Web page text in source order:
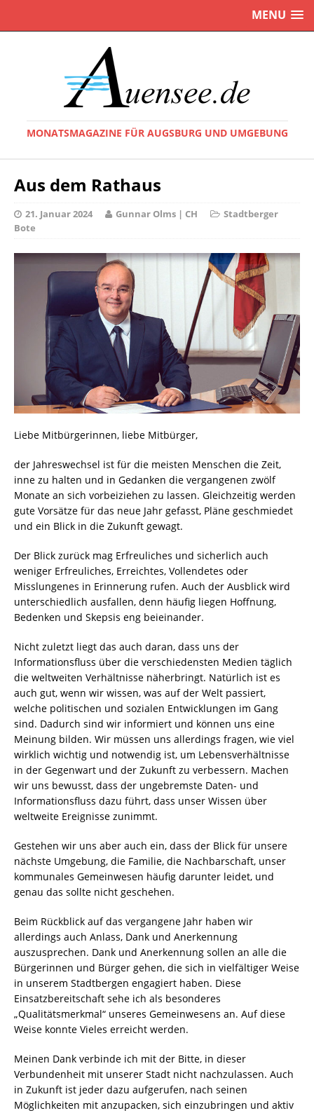
MENU
MONATSMAGAZINE FÜR AUGSBURG UND UMGEBUNG
Aus dem Rathaus
21. Januar 2024 Gunnar Olms | CH
Stadtberger
Bote
Liebe Mitbürgerinnen, liebe Mitbürger,
der Jahreswechsel ist für die meisten Menschen die Zeit,
inne zu halten und in Gedanken die vergangenen zwölf
Monate an sich vorbeiziehen zu lassen. Gleichzeitig werden
gute Vorsätze für das neue Jahr gefasst, Pläne geschmiedet
und ein Blick in die Zukunft gewagt.
Der Blick zurück mag Erfreuliches und sicherlich auch
weniger Erfreuliches, Erreichtes, Vollendetes oder
Misslungenes in Erinnerung rufen. Auch der Ausblick wird
unterschiedlich ausfallen, denn häufig liegen Hoffnung,
Bedenken und Skepsis eng beieinander.
Nicht zuletzt liegt das auch daran, dass uns der
Informationsfluss über die verschiedensten Medien täglich
die weltweiten Verhältnisse näherbringt. Natürlich ist es
auch gut, wenn wir wissen, was auf der Welt passiert,
welche politischen und sozialen Entwicklungen im Gang
sind. Dadurch sind wir informiert und können uns eine
Meinung bilden. Wir müssen uns allerdings fragen, wie viel
wirklich wichtig und notwendig ist, um Lebensverhältnisse
in der Gegenwart und der Zukunft zu verbessern. Machen
wir uns bewusst, dass der ungebremste Daten- und
Informationsfluss dazu führt, dass unser Wissen über
weltweite Ereignisse zunimmt.
Gestehen wir uns aber auch ein, dass der Blick für unsere
nächste Umgebung, die Familie, die Nachbarschaft, unser
kommunales Gemeinwesen häufig darunter leidet, und
genau das sollte nicht geschehen.
Beim Rückblick auf das vergangene Jahr haben wir
allerdings auch Anlass, Dank und Anerkennung
auszusprechen. Dank und Anerkennung sollen an alle die
Bürgerinnen und Bürger gehen, die sich in vielfältiger Weise
in unserem Stadtbergen engagiert haben. Diese
Einsatzbereitschaft sehe ich als besonderes
„Qualitätsmerkmal“ unseres Gemeinwesens an. Auf diese
Weise konnte Vieles erreicht werden.
Meinen Dank verbinde ich mit der Bitte, in dieser
Verbundenheit mit unserer Stadt nicht nachzulassen. Auch
in Zukunft ist jeder dazu aufgerufen, nach seinen
Möglichkeiten mit anzupacken, sich einzubringen und aktiv